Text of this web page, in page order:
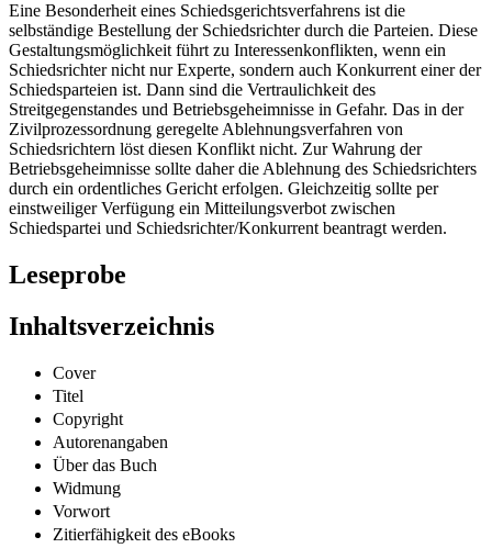
Eine Besonderheit eines Schiedsgerichtsverfahrens ist die
selbständige Bestellung der Schiedsrichter durch die Parteien. Diese
Gestaltungsmöglichkeit führt zu Interessenkonflikten, wenn ein
Schiedsrichter nicht nur Experte, sondern auch Konkurrent einer der
Schiedsparteien ist. Dann sind die Vertraulichkeit des
Streitgegenstandes und Betriebsgeheimnisse in Gefahr. Das in der
Zivilprozessordnung geregelte Ablehnungsverfahren von
Schiedsrichtern löst diesen Konflikt nicht. Zur Wahrung der
Betriebsgeheimnisse sollte daher die Ablehnung des Schiedsrichters
durch ein ordentliches Gericht erfolgen. Gleichzeitig sollte per
einstweiliger Verfügung ein Mitteilungsverbot zwischen
Schiedspartei und Schiedsrichter/Konkurrent beantragt werden.
Leseprobe
Inhaltsverzeichnis
Cover
Titel
Copyright
Autorenangaben
Über das Buch
Widmung
Vorwort
Zitierfähigkeit des eBooks